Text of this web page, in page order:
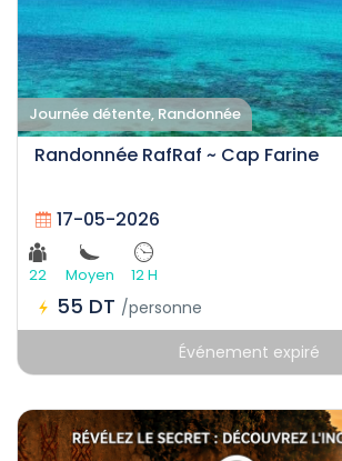
Journée détente, Randonnée
Randonnée RafRaf ~ Cap Farine
17-05-2026
22 Moyen 12 H
55 DT /personne
Événement expiré